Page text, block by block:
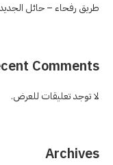
طريق رفحاء – حائل
Comments
لا توجد تعليقات للعرض.
Archives